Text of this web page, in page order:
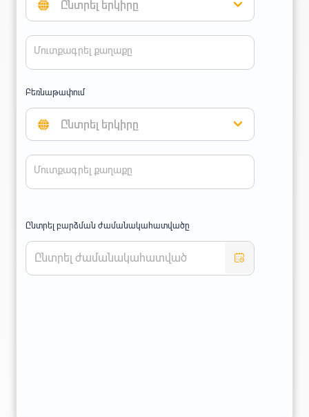
Ընտրել երկիրը
Մուտքագրել քաղաքը
Բեռնաթափում
Ընտրել երկիրը
Մուտքագրել քաղաքը
Ընտրել բարձման ժամանակահատվածը